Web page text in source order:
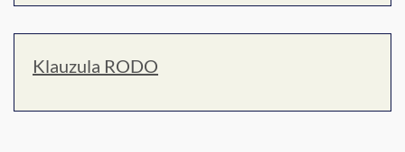
Klauzula RODO